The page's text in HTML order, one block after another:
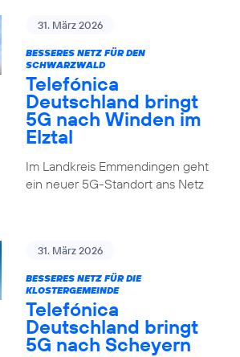
31. März 2026
BESSERES NETZ FÜR DEN
SCHWARZWALD
Telefónica
Deutschland bringt
5G nach Winden im
Elztal
Im Landkreis Emmendingen geht
ein neuer 5G-Standort ans Netz
31. März 2026
BESSERES NETZ FÜR DIE
KLOSTERGEMEINDE
Telefónica
Deutschland bringt
5G nach Scheyern